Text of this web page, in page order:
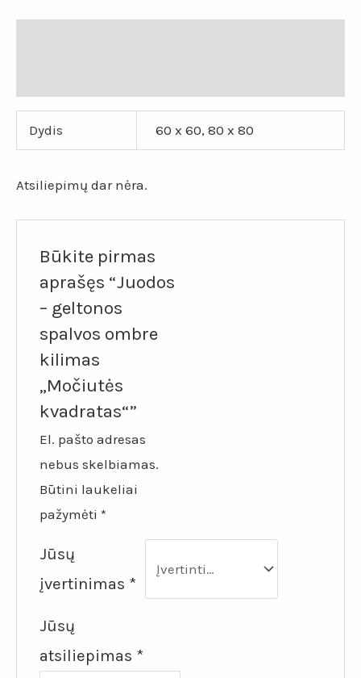
Dydis 60 x 60, 80 x 80
Atsiliepimų dar nėra.
Būkite pirmas
aprašęs “Juodos
– geltonos
spalvos ombre
kilimas
„Močiutės
kvadratas“”
El. pašto adresas
nebus skelbiamas.
Būtini laukeliai
pažymėti*
Jūsų
įvertinimas *
Jūsų
atsiliepimas *